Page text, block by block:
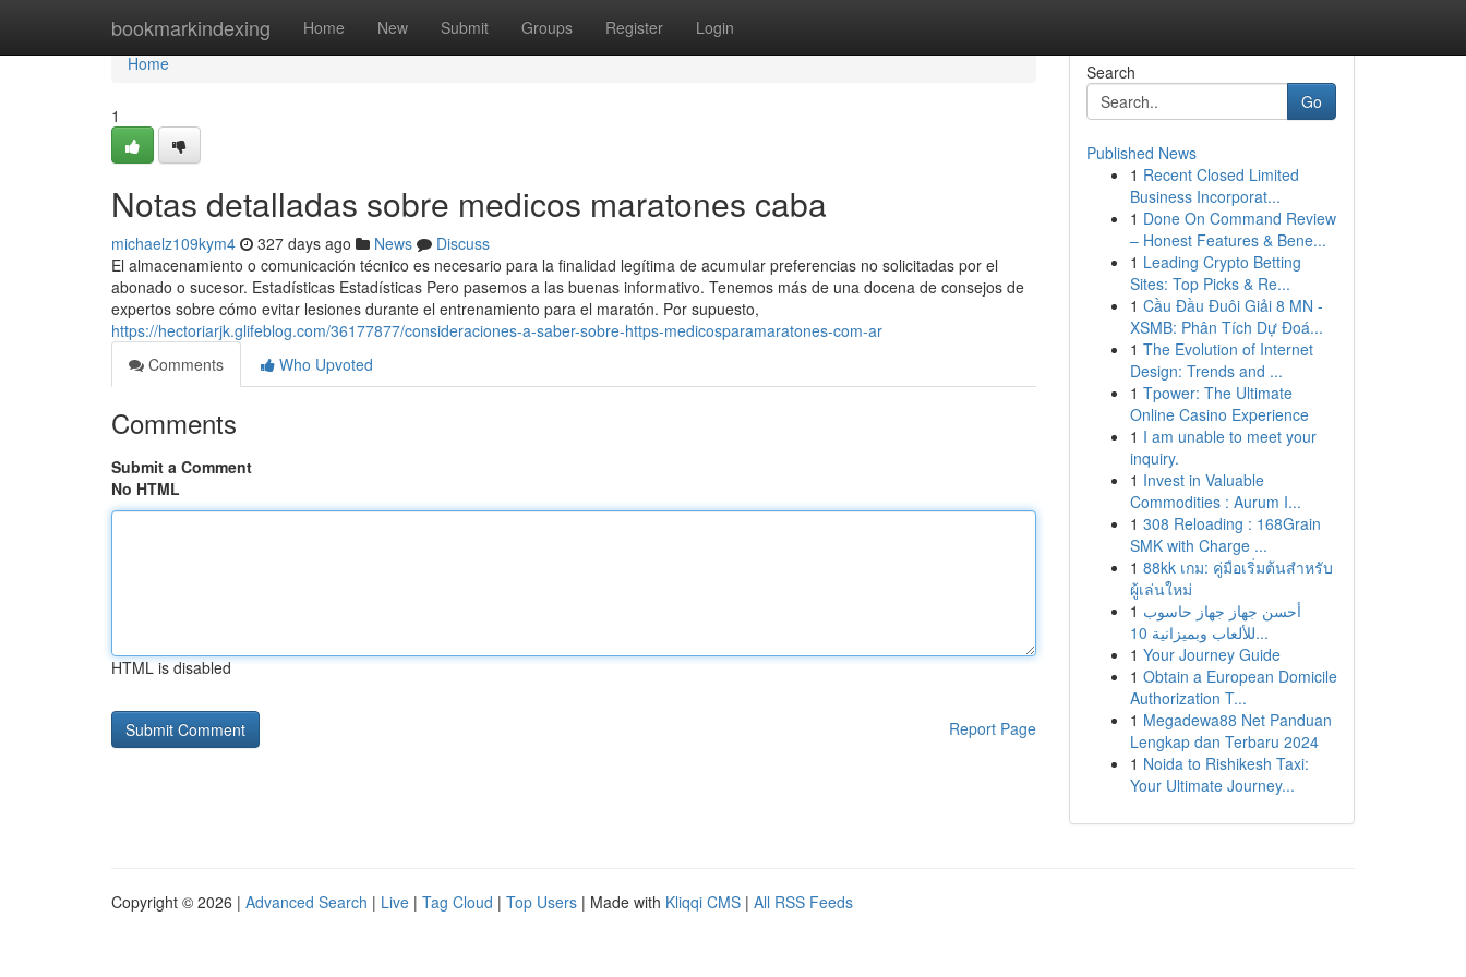
bookmarkindexing Home New Submit Groups Register Login
Home
Home
1
Notas detalladas sobre medicos maratones caba
michaelz109kym4 327 days ago News
Discuss
El almacenamiento o comunicación técnico es necesario para la finalidad legítima de acumular preferencias no solicitadas por el
abonado o sucesor. Estadísticas Estadísticas Pero pasemos a las buenas informativo. Tenemos más de una docena de consejos de
expertos sobre cómo evitar lesiones durante el entrenamiento para el maratón. Por supuesto,
https://hectoriarjk.glifeblog.com/36177877/consideraciones-a-saber-sobre-https-medicosparamaratones-com-ar
Comments
Who Upvoted
Comments
Submit a Comment
No HTML
HTML is disabled
Report Page
Search
Go
Published News
1 Recent Closed Limited
Business Incorporat...
1 Done On Command Review
– Honest Features & Bene...
1 Leading Crypto Betting
Sites: Top Picks & Re...
1 Cầu Đầu Đuôi Giải 8 MN -
XSMB: Phân Tích Dự Đoá...
1 The Evolution of Internet
Design: Trends and ...
1 Tpower: The Ultimate
Online Casino Experience
1 I am unable to meet your
inquiry.
1 Invest in Valuable
Commodities : Aurum I...
1 308 Reloading : 168Grain
SMK with Charge ...
1 88kk เกม: คู่มือเริ่มต้นสำหรับ
ผู้เล่นใหม่
1 أحسن جهاز جهاز حاسوب
للألعاب وبميزانية 10...
1 Your Journey Guide
1 Obtain a European Domicile
Authorization T...
1 Megadewa88 Net Panduan
Lengkap dan Terbaru 2024
1 Noida to Rishikesh Taxi:
Your Ultimate Journey...
Copyright © 2026 | Advanced Search | Live | Tag Cloud | Top Users | Made with Kliqqi CMS | All RSS Feeds